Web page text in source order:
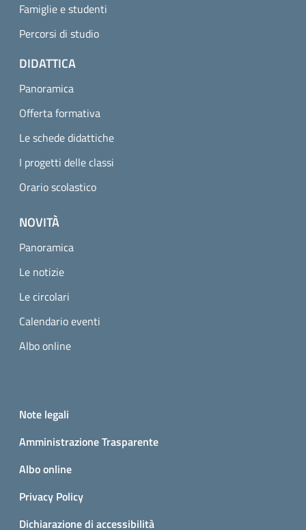
Famiglie e studenti
Percorsi di studio
DIDATTICA
Panoramica
Offerta formativa
Le schede didattiche
I progetti delle classi
Orario scolastico
NOVITÀ
Panoramica
Le notizie
Le circolari
Calendario eventi
Albo online
Small prints
Note legali
Amministrazione Trasparente
Albo online
Privacy Policy
Dichiarazione di accessibilità